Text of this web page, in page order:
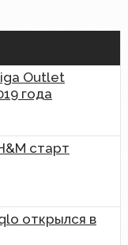
Outlet
года
старт
открылся в